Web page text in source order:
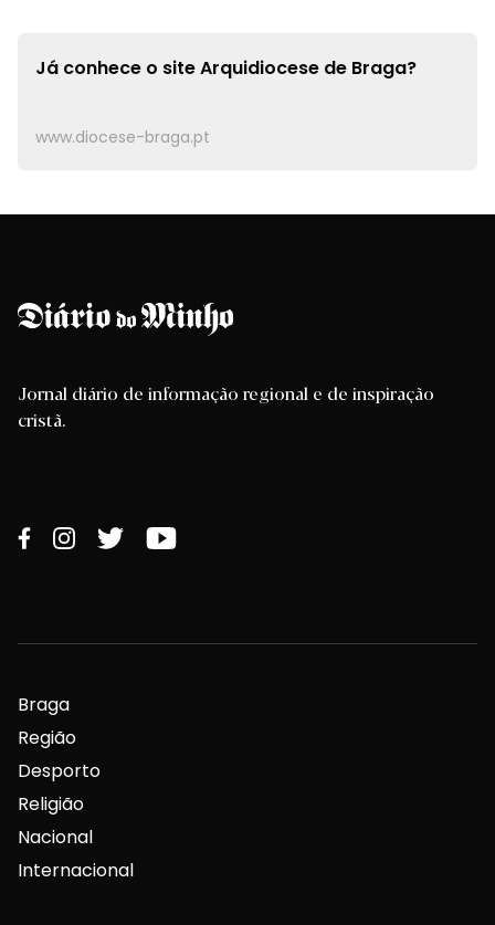
Já conhece o siteArquidiocese de Braga?
www.diocese-braga.pt
Jornal diário de informação regional e de inspiração
cristã.
Braga
Região
Desporto
Religião
Nacional
Internacional